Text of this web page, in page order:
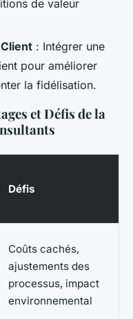
de valeur
: Intégrer une
pour améliorer
la fidélisation.
et Défis de la
Défis
Coûts cachés,
ajustements des
processus, impact
environnemental